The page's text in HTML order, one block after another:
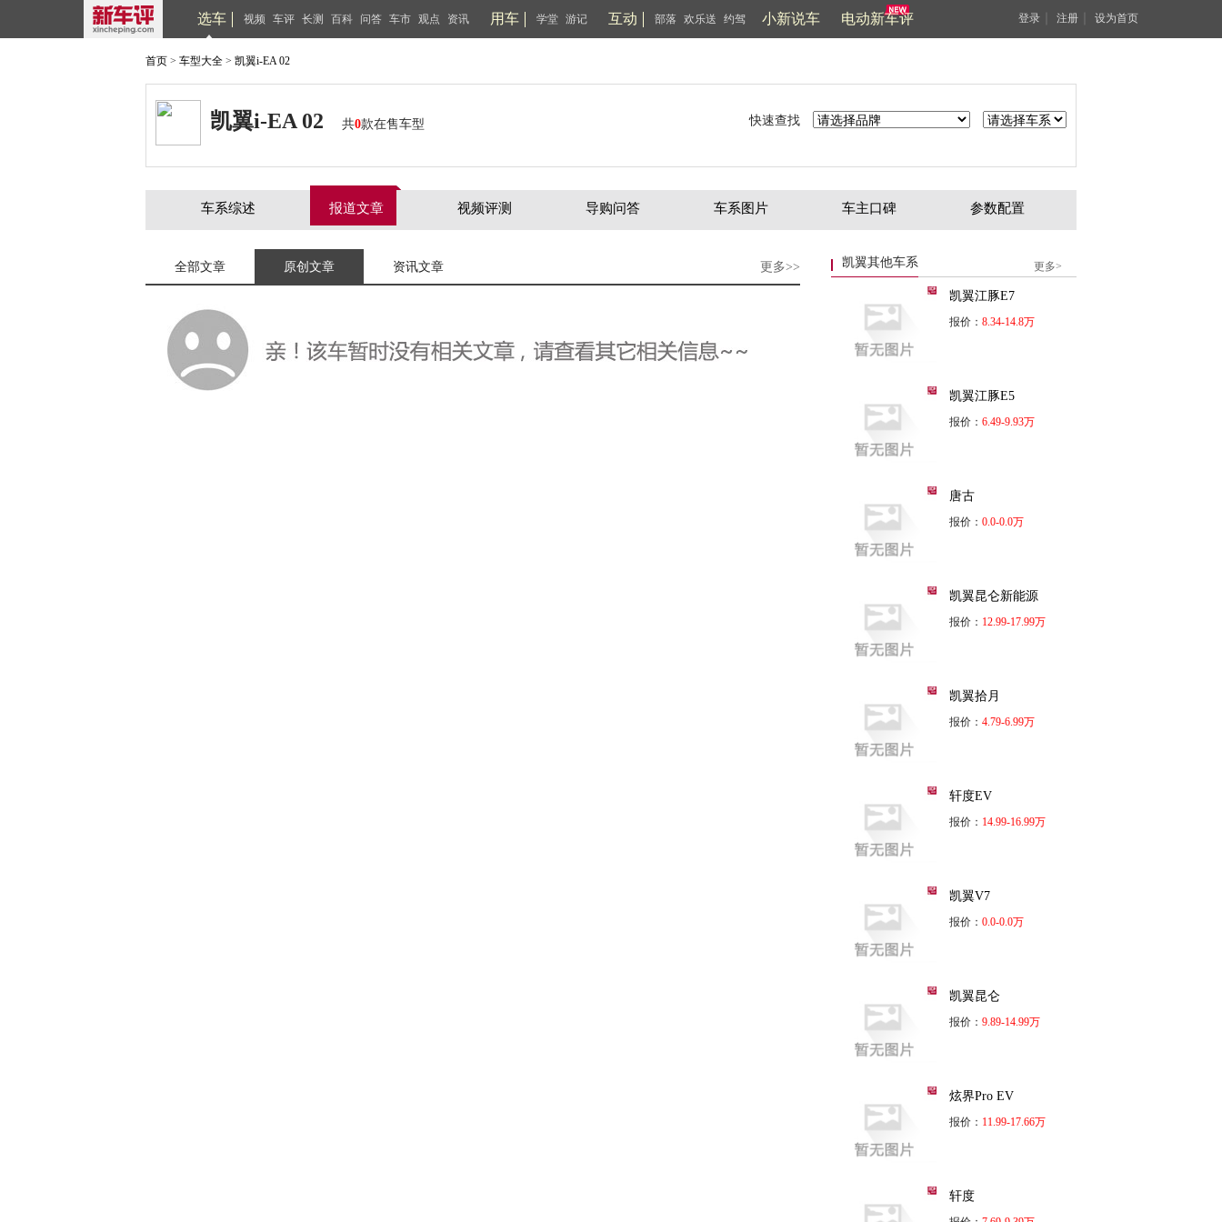
选车 视频 车评 长测 百科 问答 车市 观点 资讯 用车 学堂 游记 互动 部落 欢乐送 约驾 小新说车 电动新车评 登录 注册 设为首页
首页 > 车型大全 > 凯翼i-EA 02
凯翼i-EA 02 共0款在售车型 快速查找
车系综述 报道文章 视频评测 导购问答 车系图片 车主口碑 参数配置
更多>>
全部文章 原创文章 资讯文章 凯翼其他车系 更多>
凯翼江豚E7
报价： 8.34-14.8万
凯翼江豚E5
报价： 6.49-9.93万
唐古
报价： 0.0-0.0万
凯翼昆仑新能源
报价： 12.99-17.99万
凯翼拾月
报价： 4.79-6.99万
轩度EV
报价： 14.99-16.99万
凯翼V7
报价： 0.0-0.0万
凯翼昆仑
报价： 9.89-14.99万
炫界Pro EV
报价： 11.99-17.66万
轩度